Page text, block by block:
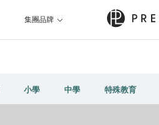
集團品牌
小學 中學 特殊教育